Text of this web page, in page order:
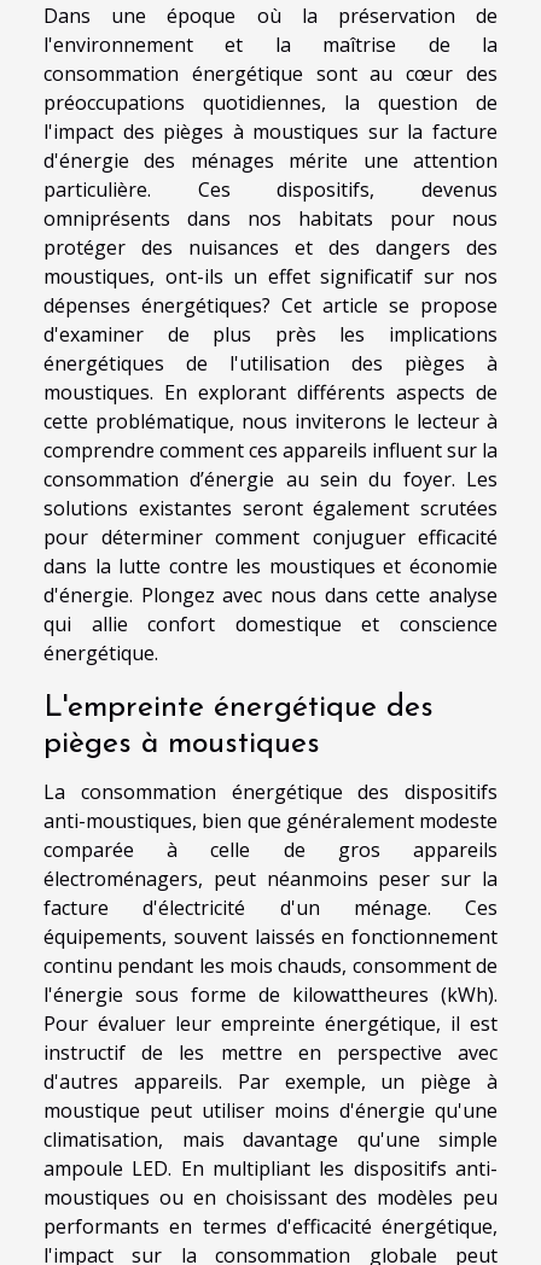
Dans une époque où la préservation de
l'environnement et la maîtrise de la
consommation énergétique sont au cœur des
préoccupations quotidiennes, la question de
l'impact des pièges à moustiques sur la facture
d'énergie des ménages mérite une attention
particulière. Ces dispositifs, devenus
omniprésents dans nos habitats pour nous
protéger des nuisances et des dangers des
moustiques, ont-ils un effet significatif sur nos
dépenses énergétiques? Cet article se propose
d'examiner de plus près les implications
énergétiques de l'utilisation des pièges à
moustiques. En explorant différents aspects de
cette problématique, nous inviterons le lecteur à
comprendre comment ces appareils influent sur la
consommation d’énergie au sein du foyer. Les
solutions existantes seront également scrutées
pour déterminer comment conjuguer efficacité
dans la lutte contre les moustiques et économie
d'énergie. Plongez avec nous dans cette analyse
qui allie confort domestique et conscience
énergétique.
L'empreinte énergétique des
pièges à moustiques
La consommation énergétique des dispositifs
anti-moustiques, bien que généralement modeste
comparée à celle de gros appareils
électroménagers, peut néanmoins peser sur la
facture d'électricité d'un ménage. Ces
équipements, souvent laissés en fonctionnement
continu pendant les mois chauds, consomment de
l'énergie sous forme de kilowattheures (kWh).
Pour évaluer leur empreinte énergétique, il est
instructif de les mettre en perspective avec
d'autres appareils. Par exemple, un piège à
moustique peut utiliser moins d'énergie qu'une
climatisation, mais davantage qu'une simple
ampoule LED. En multipliant les dispositifs anti-
moustiques ou en choisissant des modèles peu
performants en termes d'efficacité énergétique,
l'impact sur la consommation globale peut